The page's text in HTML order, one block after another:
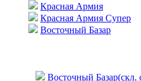
Красная Армия
Красная Армия Супер
Восточный Базар
Восточный Базар(скл.